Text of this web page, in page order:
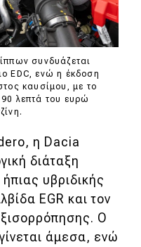
συνδυάζεται
EDC, ενώ η έκδοση
καυσίμου, με το
λεπτά του ευρώ
η Dacia
διάταξη
υβριδικής
EGR και τον
Ο
άμεσα, ενώ